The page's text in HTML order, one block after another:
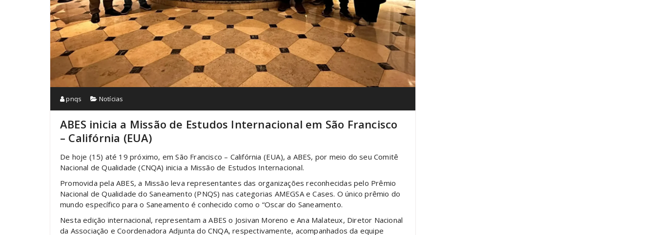
pnqs Notícias
ABES inicia a Missão de Estudos Internacional em São Francisco
– Califórnia (EUA)
De hoje (15) até 19 próximo, em São Francisco – Califórnia (EUA), a ABES, por meio do seu Comitê
Nacional de Qualidade (CNQA) inicia a Missão de Estudos Internacional.
Promovida pela ABES, a Missão leva representantes das organizações reconhecidas pelo Prêmio
Nacional de Qualidade do Saneamento (PNQS) nas categorias AMEGSA e Cases. O único prêmio do
mundo específico para o Saneamento é conhecido como o “Oscar do Saneamento.
Nesta edição internacional, representam a ABES o Josivan Moreno e Ana Malateux, Diretor Nacional
da Associação e Coordenadora Adjunta do CNQA, respectivamente, acompanhados da equipe